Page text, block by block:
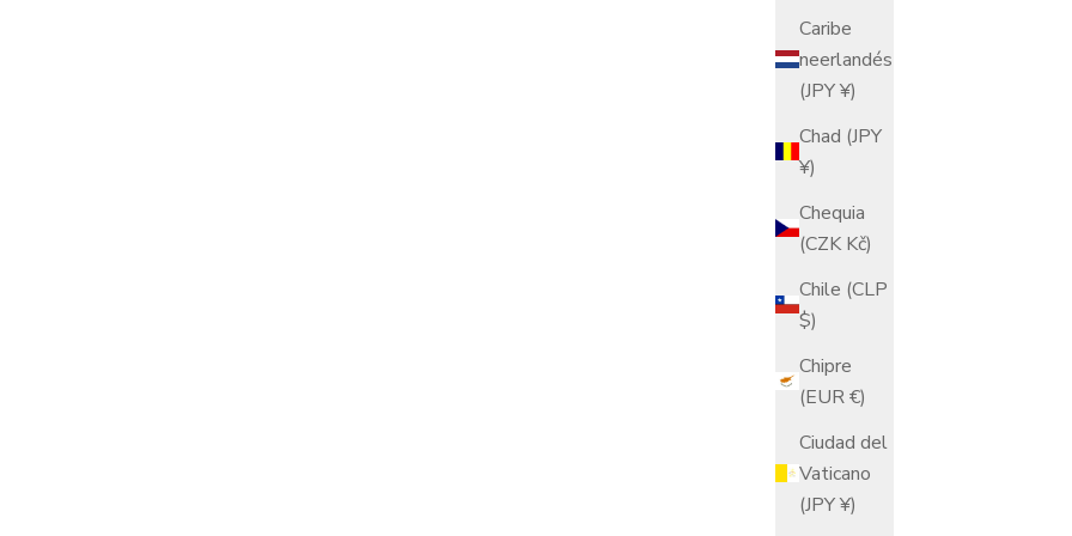
Caribe
neerlandés
(JPY ¥)
Chad (JPY
¥)
Chequia
(CZK Kč)
Chile (CLP
$)
Chipre
(EUR €)
Ciudad del
Vaticano
(JPY ¥)
Contenedor de Matcha Nakatsugi con
Crisantemo y Paulonia Dorados
Precio de oferta
$406.00 USD